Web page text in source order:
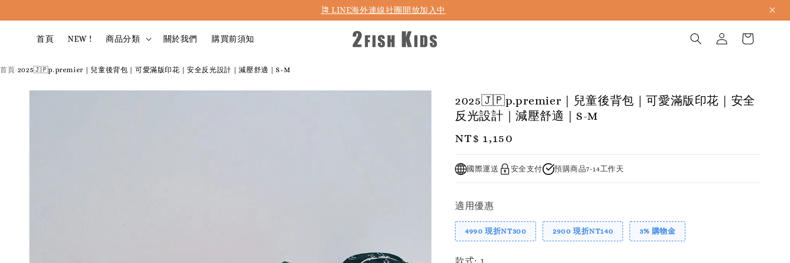
首購折50 ｜ 滿1,500 免運 ｜ 滿2,900 折140 ｜ 3%購物金
🎏 LINE海外連線社團開放加入中
首頁 NEW ! 商品分類 關於我們 購買前須知
首頁›2025🇯🇵p.premier｜兒童後背包｜可愛滿版印花｜安全反光設計｜減壓舒適｜S-M
2025🇯🇵p.premier｜兒童後背包｜可愛滿版印花｜安全
反光設計｜減壓舒適｜S-M
Regular
NT$ 1,150
國際運送 安全支付 預購商品7-14工作天
適用優惠
4990 現折NT300 2900 現折NT140 3% 購物金